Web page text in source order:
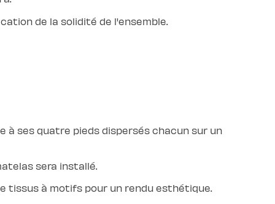
de la solidité de l'ensemble.
à ses quatre pieds dispersés chacun sur un
sera installé.
à motifs pour un rendu esthétique.